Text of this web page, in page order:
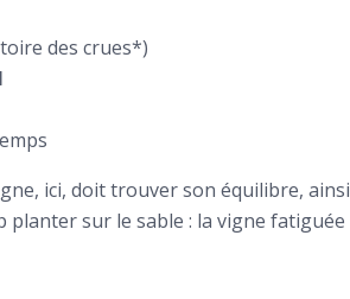
des crues*)
ici, doit trouver son équilibre, ainsi
planter sur le sable : la vigne fatiguée